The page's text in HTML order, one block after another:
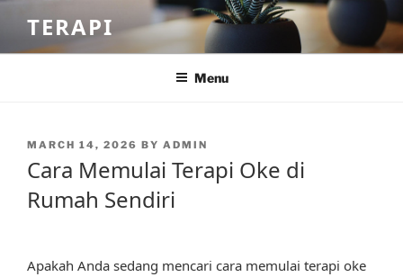
content
TERAPI
Menu
POSTED
MARCH 14, 2026 BY ADMIN
Cara Memulai Terapi Oke di
Rumah Sendiri
Apakah Anda sedang mencari cara memulai terapi oke